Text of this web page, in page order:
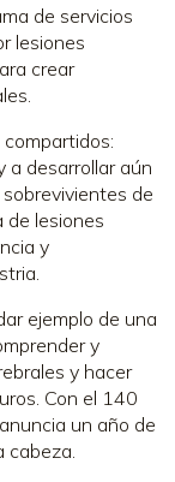
de servicios
lesiones
crear
a desarrollar aún
de
de lesiones
y
ejemplo de una
y
y hacer
Con el 140
un año de
cabeza.